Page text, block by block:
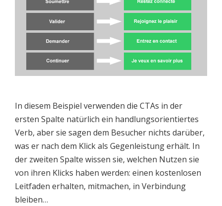
In diesem Beispiel verwenden die CTAs in der
ersten Spalte natürlich ein handlungsorientiertes
Verb, aber sie sagen dem Besucher nichts darüber,
was er nach dem Klick als Gegenleistung erhält. In
der zweiten Spalte wissen sie, welchen Nutzen sie
von ihren Klicks haben werden: einen kostenlosen
Leitfaden erhalten, mitmachen, in Verbindung
bleiben…